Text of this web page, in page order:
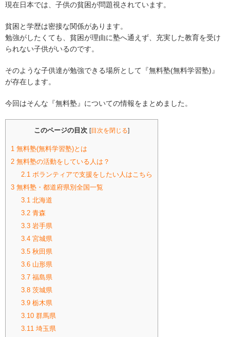
現在日本では、子供の貧困が問題視されています。
貧困と学歴は密接な関係があります。
勉強がしたくても、貧困が理由に塾へ通えず、充実した教育を受け
られない子供がいるのです。
そのような子供達が勉強できる場所として『無料塾(無料学習塾)』
が存在します。
今回はそんな『無料塾』についての情報をまとめました。
このページの目次 [目次を閉じる]
1 無料塾(無料学習塾)とは
2 無料塾の活動をしている人は？
2.1ボランティアで支援をしたい人はこちら
3 無料塾・都道府県別全国一覧
3.1北海道
3.2青森
3.3岩手県
3.4宮城県
3.5秋田県
3.6山形県
3.7福島県
3.8茨城県
3.9栃木県
3.10群馬県
3.11埼玉県